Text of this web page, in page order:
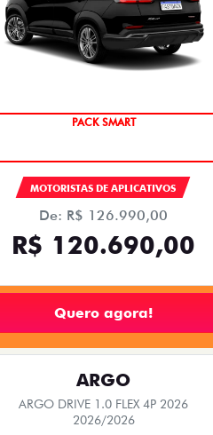
PACK SMART
MOTORISTAS DE APLICATIVOS
De: R$ 126.990,00
R$ 120.690,00
Quero agora!
ARGO
ARGO DRIVE 1.0 FLEX 4P 2026
2026/2026